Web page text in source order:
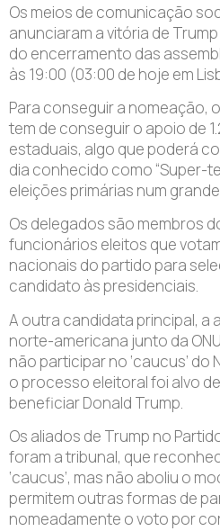
Os meios de comunicação
anunciaram a vitória de
do encerramento das
às 19:00 (03:00 de hoje em
Para conseguir a nomeação,
tem de conseguir o apoio de
estaduais, algo que poderá
dia conhecido como “Super-
eleições primárias num
Os delegados são membros
funcionários eleitos que
nacionais do partido para
candidato às presidenciais.
A outra candidata principal, a
norte-americana junto da
não participar no ‘caucus’ do
o processo eleitoral foi alvo
beneficiar Donald Trump.
Os aliados de Trump no
foram a tribunal, que
‘caucus’, mas não aboliu o
permitem outras formas de
nomeadamente o voto por